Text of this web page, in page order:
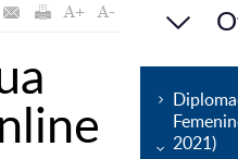
2021)